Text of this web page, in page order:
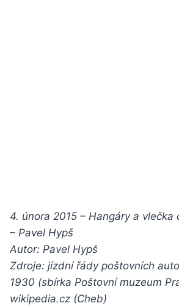
4. února 2015 – Hangáry a vlečka
– Pavel Hypš
Autor: Pavel Hypš
Zdroje: jízdní řády poštovních
1930 (sbírka Poštovní muzeum
wikipedia.cz (Cheb)